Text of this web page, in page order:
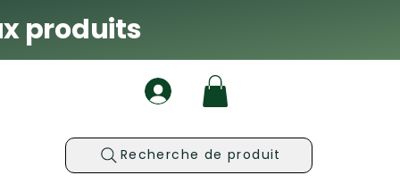
produits
Recherche de produit